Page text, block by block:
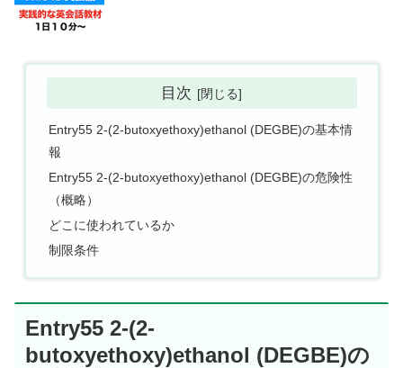
目次
Entry55 2-(2-butoxyethoxy)ethanol (DEGBE)の基本情
報
Entry55 2-(2-butoxyethoxy)ethanol (DEGBE)の危険性
（概略）
どこに使われているか
制限条件
Entry55 2-(2-
butoxyethoxy)ethanol (DEGBE)の